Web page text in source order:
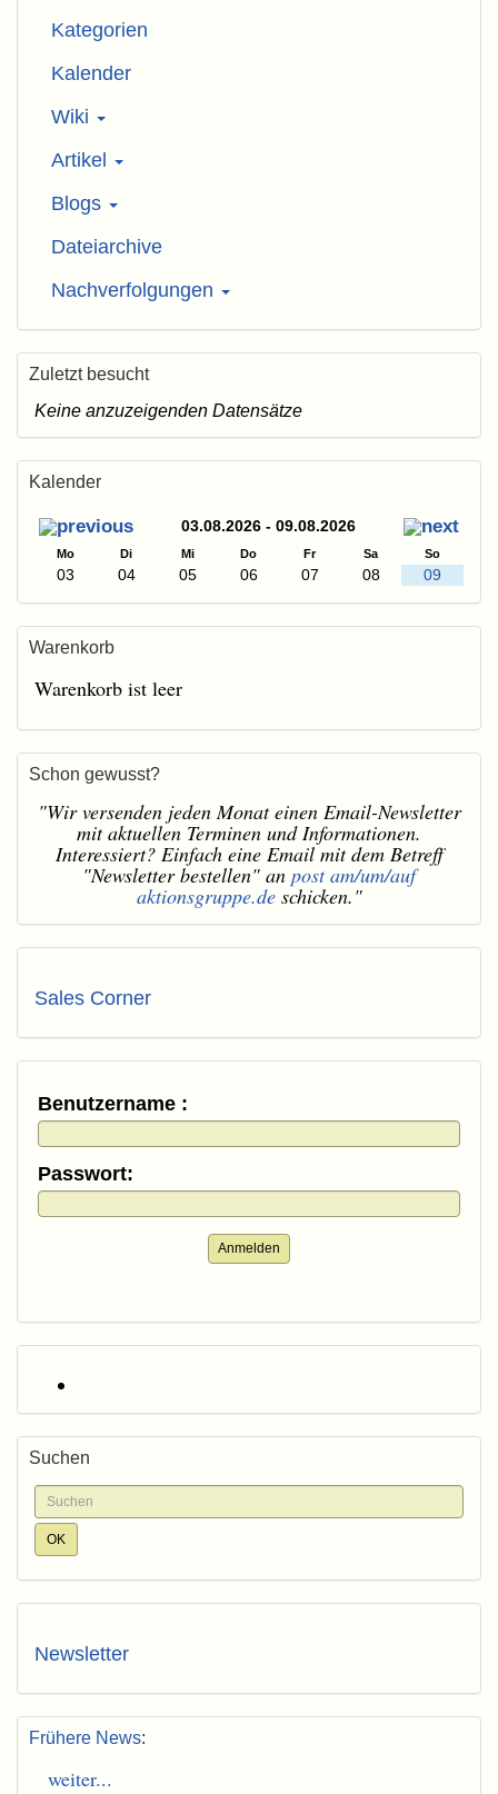
Kategorien
Kalender
Wiki
Artikel
Blogs
Dateiarchive
Nachverfolgungen
Zuletzt besucht
Keine anzuzeigenden Datensätze
Kalender
03.08.2026 - 09.08.2026
Mo Di Mi Do Fr Sa So
03 04 05 06 07 08 09
Warenkorb
Warenkorb ist leer
Schon gewusst?
"Wir versenden jeden Monat einen Email-Newsletter
mit aktuellen Terminen und Informationen.
Interessiert? Einfach eine Email mit dem Betreff
"Newsletter bestellen" an post am/um/auf
aktionsgruppe.deschicken."
Sales Corner
Benutzername :
Passwort:
Anmelden
Suchen
Newsletter
Frühere News:
weiter...